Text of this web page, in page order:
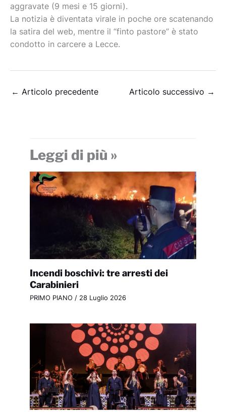
aggravate (9 mesi e 15 giorni).
La notizia è diventata virale in poche ore scatenando
la satira del web, mentre il “finto pastore” è stato
condotto in carcere a Lecce.
← Articolo precedente Articolo successivo →
Leggi di più »
Incendi boschivi: tre arresti dei
Carabinieri
PRIMO PIANO / 28 Luglio 2026